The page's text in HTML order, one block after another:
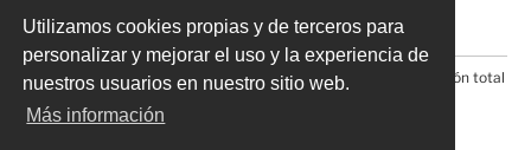
Utilizamos cookies propias y de terceros para
personalizar y mejorar el uso y la experiencia de
nuestros usuarios en nuestro sitio web.
Más información
© 2026 Todos los derechos reservados. Prohibida la reproducción total
o parcial, incluyendo cualquier medio electrónico*